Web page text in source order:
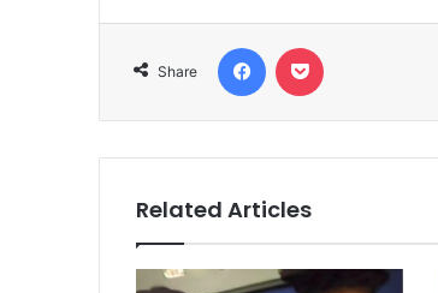
Share
Facebook
Related Articles